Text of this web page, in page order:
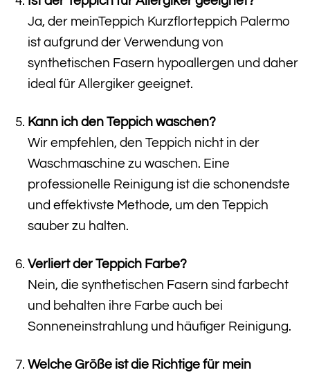
Ja, der meinTeppich Kurzflorteppich Palermo
ist aufgrund der Verwendung von
synthetischen Fasern hypoallergen und daher
ideal für Allergiker geeignet.
Kann ich den Teppich waschen?
Wir empfehlen, den Teppich nicht in der
Waschmaschine zu waschen. Eine
professionelle Reinigung ist die schonendste
und effektivste Methode, um den Teppich
sauber zu halten.
Verliert der Teppich Farbe?
Nein, die synthetischen Fasern sind farbecht
und behalten ihre Farbe auch bei
Sonneneinstrahlung und häufiger Reinigung.
Welche Größe ist die Richtige für mein